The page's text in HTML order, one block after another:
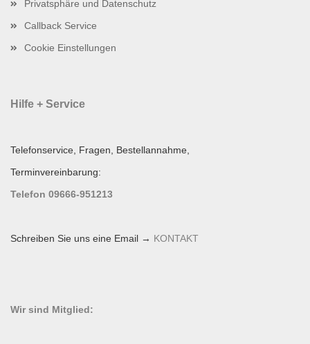
Privatsphäre und Datenschutz
Callback Service
Cookie Einstellungen
Hilfe + Service
Telefonservice, Fragen, Bestellannahme,
Terminvereinbarung:
Telefon 09666-951213
Schreiben Sie uns eine Email → KONTAKT
Wir sind Mitglied: